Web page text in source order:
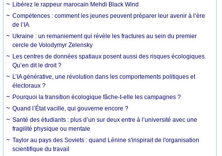
Libérez le rappeur marocain Mehdi Black Wind
Compétences : comment les jeunes peuvent préparer leur avenir à l’ère
de l’IA
Ukraine : un remaniement qui révèle les fractures au sein du premier
cercle de Volodymyr Zelensky
Les centres de données spatiaux posent aussi des risques écologiques.
Qu’en dit le droit ?
L’IA générative, une révolution dans les comportements politiques et
électoraux ?
Pourquoi la transition écologique fâche-t-elle les campagnes ?
Quand l’État vacille, qui gouverne encore ?
Santé des étudiants : plus d’un sur deux entre à l’université avec une
fragilité physique ou mentale
Taylor au pays des Soviets : quand Lénine s'inspirait de l'organisation
scientifique du travail